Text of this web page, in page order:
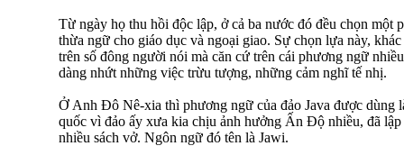
Từ ngày họ thu hồi độc lập, ở cả ba nước đó đều chọn một
thừa ngữ cho giáo dục và ngoại giao. Sự chọn lựa này,
trên số đông người nói mà căn cứ trên cái phương ngữ
dàng nhứt những việc trừu tượng, những cảm nghĩ tế nhị.
Ở Anh Đô Nê-xia thì phương ngữ của đảo Java được dùng
quốc vì đảo ấy xưa kia chịu ảnh hưởng Ấn Độ nhiều, đã
nhiều sách vở. Ngôn ngữ đó tên là Jawi.